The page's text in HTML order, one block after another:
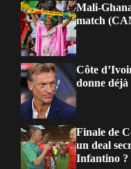
Mali-
match
Côte
donne déjà
Finale de
un deal
Infantino ?